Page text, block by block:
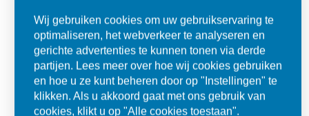
Wij gebruiken cookies om uw gebruikservaring te
optimaliseren, het webverkeer te analyseren en
gerichte advertenties te kunnen tonen via derde
partijen. Lees meer over hoe wij cookies gebruiken
en hoe u ze kunt beheren door op "Instellingen" te
klikken. Als u akkoord gaat met ons gebruik van
cookies, klikt u op "Alle cookies toestaan".